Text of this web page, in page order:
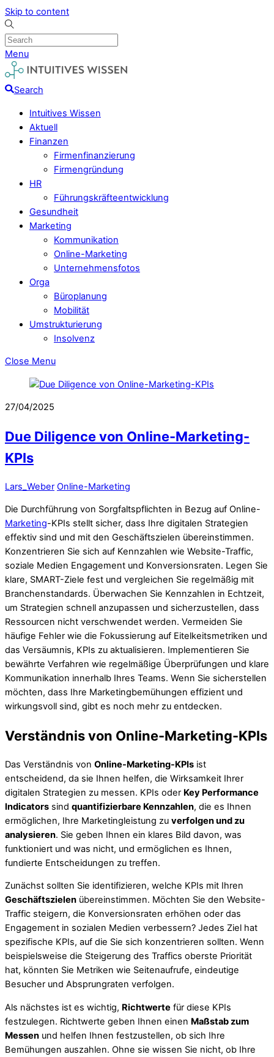
Skip to content
Menu
Search
Intuitives Wissen
Aktuell
Finanzen
Firmenfinanzierung
Firmengründung
HR
Führungskräfteentwicklung
Gesundheit
Marketing
Kommunikation
Online-Marketing
Unternehmensfotos
Orga
Büroplanung
Mobilität
Umstrukturierung
Insolvenz
Close Menu
27/04/2025
Due Diligence von Online-Marketing-
KPIs
Lars_Weber Online-Marketing
Die Durchführung von Sorgfaltspflichten in Bezug auf Online-
Marketing-KPIs stellt sicher, dass Ihre digitalen Strategien
effektiv sind und mit den Geschäftszielen übereinstimmen.
Konzentrieren Sie sich auf Kennzahlen wie Website-Traffic,
soziale Medien Engagement und Konversionsraten. Legen Sie
klare, SMART-Ziele fest und vergleichen Sie regelmäßig mit
Branchenstandards. Überwachen Sie Kennzahlen in Echtzeit,
um Strategien schnell anzupassen und sicherzustellen, dass
Ressourcen nicht verschwendet werden. Vermeiden Sie
häufige Fehler wie die Fokussierung auf Eitelkeitsmetriken und
das Versäumnis, KPIs zu aktualisieren. Implementieren Sie
bewährte Verfahren wie regelmäßige Überprüfungen und klare
Kommunikation innerhalb Ihres Teams. Wenn Sie sicherstellen
möchten, dass Ihre Marketingbemühungen effizient und
wirkungsvoll sind, gibt es noch mehr zu entdecken.
Verständnis von Online-Marketing-KPIs
Das Verständnis von Online-Marketing-KPIs ist
entscheidend, da sie Ihnen helfen, die Wirksamkeit Ihrer
digitalen Strategien zu messen. KPIs oder Key Performance
Indicators sind quantifizierbare Kennzahlen, die es Ihnen
ermöglichen, Ihre Marketingleistung zu verfolgen und zu
analysieren. Sie geben Ihnen ein klares Bild davon, was
funktioniert und was nicht, und ermöglichen es Ihnen,
fundierte Entscheidungen zu treffen.
Zunächst sollten Sie identifizieren, welche KPIs mit Ihren
Geschäftszielen übereinstimmen. Möchten Sie den Website-
Traffic steigern, die Konversionsraten erhöhen oder das
Engagement in sozialen Medien verbessern? Jedes Ziel hat
spezifische KPIs, auf die Sie sich konzentrieren sollten. Wenn
beispielsweise die Steigerung des Traffics oberste Priorität
hat, könnten Sie Metriken wie Seitenaufrufe, eindeutige
Besucher und Absprungraten verfolgen.
Als nächstes ist es wichtig, Richtwerte für diese KPIs
festzulegen. Richtwerte geben Ihnen einen Maßstab zum
Messen und helfen Ihnen festzustellen, ob sich Ihre
Bemühungen auszahlen. Ohne sie wissen Sie nicht, ob Ihre